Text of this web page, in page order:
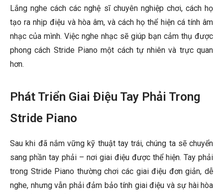
Lắng nghe cách các nghệ sĩ chuyên nghiệp chơi, cách họ
tạo ra nhịp điệu và hòa âm, và cách họ thể hiện cá tính âm
nhạc của mình. Việc nghe nhạc sẽ giúp bạn cảm thụ được
phong cách Stride Piano một cách tự nhiên và trực quan
hơn.
Phát Triển Giai Điệu Tay Phải Trong
Stride Piano
Sau khi đã nắm vững kỹ thuật tay trái, chúng ta sẽ chuyển
sang phần tay phải – nơi giai điệu được thể hiện. Tay phải
trong Stride Piano thường chơi các giai điệu đơn giản, dễ
nghe, nhưng vẫn phải đảm bảo tính giai điệu và sự hài hòa